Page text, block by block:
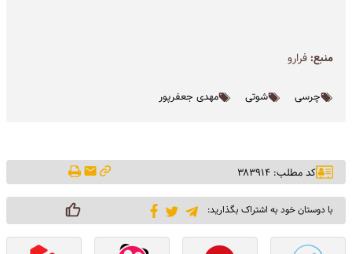
منبع:فرارو
چرسی شوتی مهدی جعفرپور
کد مطلب: ۳۸۳۹۱۴
با دوستان خود به اشتراک بگذارید: